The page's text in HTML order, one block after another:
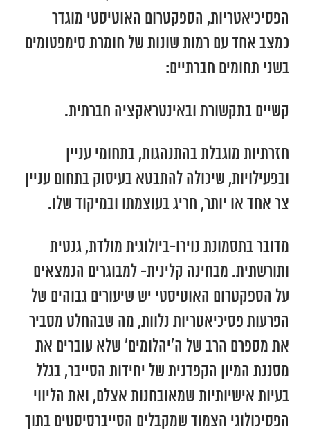
הפסיכיאטריות, הספקטרום האוטיסטי מוגדר
כמצב אחד עם רמות שונות של חומרת סימפטומים
בשני תחומים חברתיים:
קשיים בתקשורת ובאינטראקציה חברתית.
חזרתיות מוגבלת בהתנהגות, בתחומי עניין
ובפעילויות, שיכולה להתבטא בעיסוק בתחום עניין
צר אחד או יותר, חריג בעוצמתו ובמיקוד שלו.
מדובר בתסמונת נוירו-ביולוגית מולדת, גנטית
ותורשתית. מבחינה קלינית- למבוגרים הנמצאים
על הספקטרום האוטיסטי יש שיעורים גבוהים של
הפרעות פסיכיאטריות נלוות, מה שבהחלט מסביר
את מספרם הרב של ה’יהלומים’ שלא עוברים את
מסננת המיון הקפדנית של יחידות הסייבר, בגלל
בעיות אישיותיות שמאובחנות אצלם, ואת הליווי
הפסיכולוגי הצמוד שמקבלים הסייברסיסטים בתוך